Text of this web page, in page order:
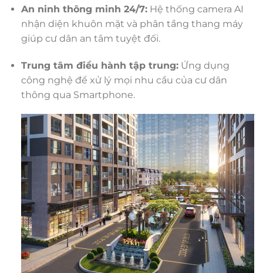
An ninh thông minh 24/7:Hệ thống camera AI
nhận diện khuôn mặt và phân tầng thang máy
giúp cư dân an tâm tuyệt đối.
Trung tâm điều hành tập trung:Ứng dụng
công nghệ để xử lý mọi nhu cầu của cư dân
thông qua Smartphone.